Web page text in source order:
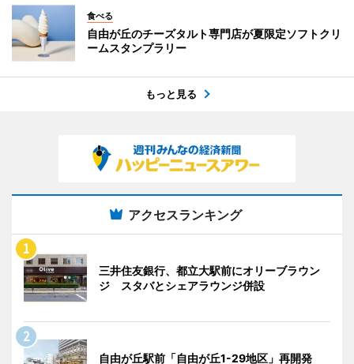
食べる
自由が丘のチーズタルト専門店が夏限定ソフトクリ
ームスタンプラリー
もっと見る
アクセスランキング
三井住友銀行、都立大駅前にオリーブラウン
ジ スタバとシェアラウンジ併設
自由が丘駅前「自由が丘1-29地区」再開発